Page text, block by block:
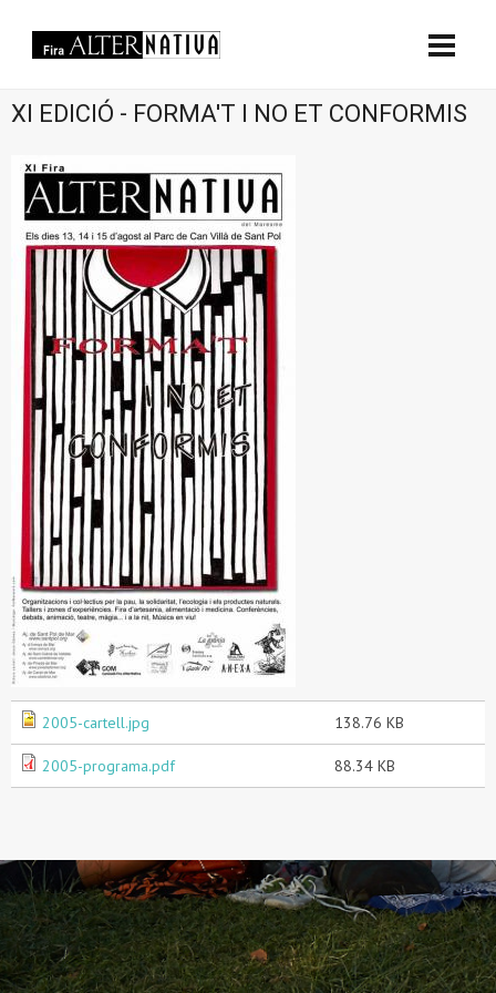
XI EDICIÓ - FORMA'T I NO ET CONFORMIS
2005-cartell.jpg 138.76 KB
2005-programa.pdf 88.34 KB